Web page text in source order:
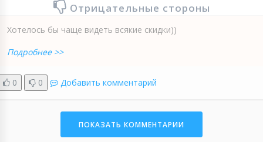
Отрицательные стороны
Хотелось бы чаще видеть всякие скидки))
Подробнее >>
0 0 Добавить комментарий
ПОКАЗАТЬ КОММЕНТАРИИ